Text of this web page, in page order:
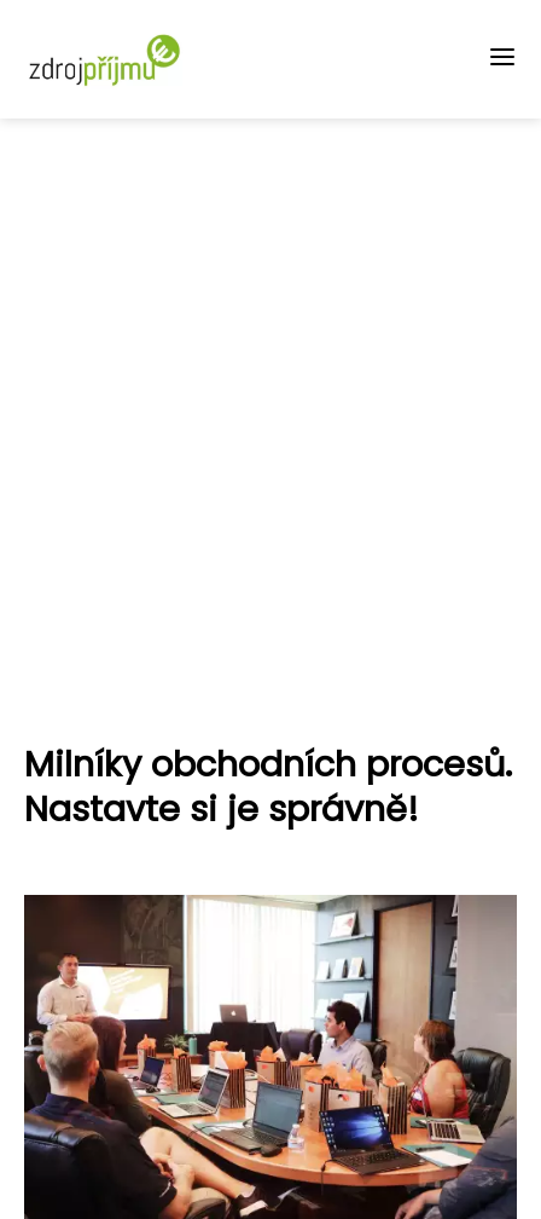
Milníky obchodních procesů.
Nastavte si je správně!